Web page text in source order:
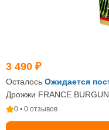
3 490 ₽
Осталось Ожидается
Дрожжи FRANCE
0 • 0 отзывов